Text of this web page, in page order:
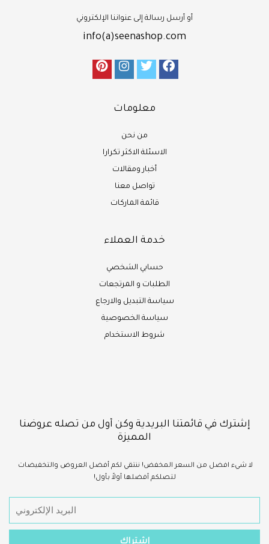
أو أرسل رسالة إلى عنواننا الإلكتروني
info(a)seenashop.com
معلومات
من نحن
الاسئلة الاكثر تكرارا
أخبار ومقالات
تواصل معنا
قائمة الماركات
خدمة العملاء
حسابي الشخصي
الطلبات و المرتجعات
سياسة التبديل والارجاع
سياسة الخصوصية
شروط الاستخدام
إشترك في قائمتنا البريدية وكن أول من تصله عروضنا
المميزة
لا شيء افضل من السعر المخفض! ننتقي لكم أفضل العروض والتخفيضات
لتصلكم أفضلها أولاً بأول!